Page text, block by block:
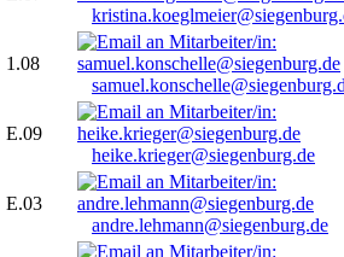
1.08
E.09
heike.krieger@siegenburg.de
E.03
andre.lehmann@siegenburg.de